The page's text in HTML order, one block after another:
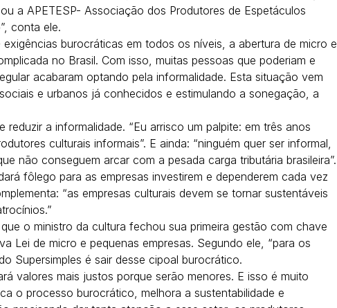
a APETESP- Associação dos Produtores de Espetáculos
conta ele.
burocráticas em todos os níveis, a abertura de micro e
no Brasil. Com isso, muitas pessoas que poderiam e
acabaram optando pela informalidade. Esta situação vem
e urbanos já conhecidos e estimulando a sonegação, a
reduzir a informalidade. “Eu arrisco um palpite: em três anos
culturais informais”. E ainda: “ninguém quer ser informal,
não conseguem arcar com a pesada carga tributária brasileira”.
fôlego para as empresas investirem e dependerem cada vez
“as empresas culturais devem se tornar sustentáveis
o ministro da cultura fechou sua primeira gestão com chave
Lei de micro e pequenas empresas. Segundo ele, “para os
Supersimples é sair desse cipoal burocrático.
valores mais justos porque serão menores. E isso é muito
o processo burocrático, melhora a sustentabilidade e